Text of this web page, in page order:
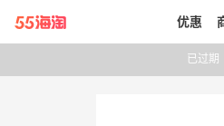
带你去官网买正品
优惠
已过期